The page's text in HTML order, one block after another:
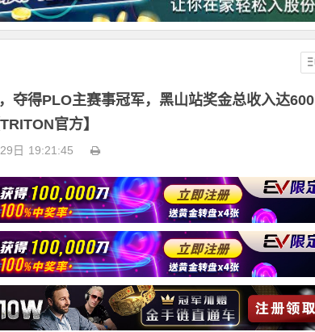
夺得PLO主赛事冠军，黑山站奖金总收入达600
官方】
日 19:21:45